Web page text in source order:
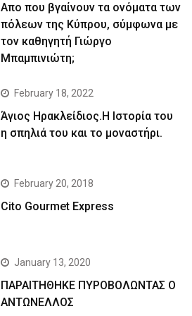
Απο που βγαίνουν τα ονόματα των
πόλεων της Κύπρου, σύμφωνα με
τον καθηγητή Γιώργο
Μπαμπινιώτη;
February 18, 2022
Άγιος Ηρακλείδιος.Η Ιστορία του
η σπηλιά του και το μοναστήρι.
February 20, 2018
Cito Gourmet Express
January 13, 2020
ΠΑΡΑΙΤΗΘΗΚΕ ΠΥΡΟΒΟΛΩΝΤΑΣ Ο
ΑΝΤΩΝΕΛΛΟΣ